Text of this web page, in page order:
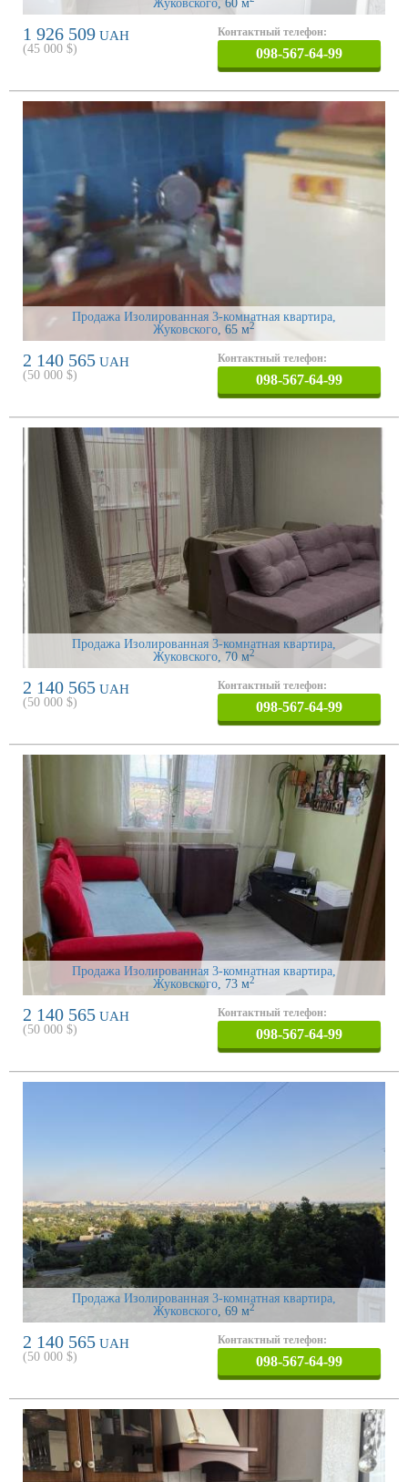
Жуковского , 60 м
1 926 509 UAH
(45 000 $)
Контактный телефон:
098-567-64-99
Продажа Изолированная 3-комнатная квартира,
Жуковского, 65 м2
2 140 565 UAH
(50 000 $)
Контактный телефон:
098-567-64-99
Продажа Изолированная 3-комнатная квартира,
Жуковского, 70 м2
2 140 565 UAH
(50 000 $)
Контактный телефон:
098-567-64-99
Продажа Изолированная 3-комнатная квартира,
Жуковского, 73 м2
2 140 565 UAH
(50 000 $)
Контактный телефон:
098-567-64-99
Продажа Изолированная 3-комнатная квартира,
Жуковского , 69 м2
2 140 565 UAH
(50 000 $)
Контактный телефон:
098-567-64-99